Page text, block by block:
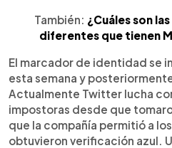
También: ¿Cuáles son
diferentes que tienen
El marcador de identidad se
esta semana y
Actualmente Twitter lucha
impostoras desde que
que la compañía permitió a
obtuvieron verificación azul.